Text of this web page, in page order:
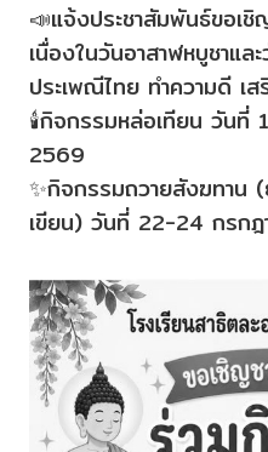
📣แจ้งประชาสัมพันธ์ขอเ
เนื่องในวันอาสาฬหบูชาแล
ประเพณีไทย ทำความดี เ
🕯️กิจกรรมหล่อเทียน วันที่
2569
✨กิจกรรมถวายสังฆทาน
เขียน) วันที่ 22-24 กรก